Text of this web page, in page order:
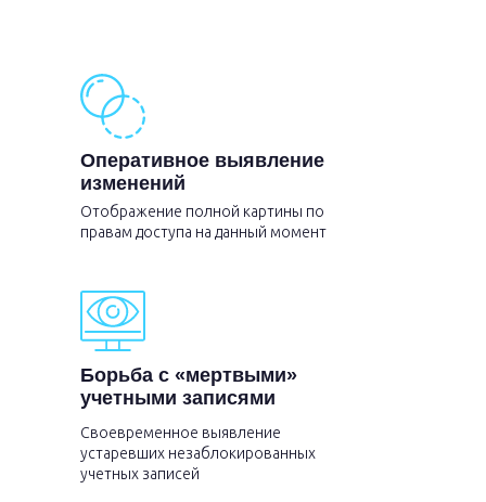
Оперативное выявление
изменений
Отображение полной картины по
правам доступа на данный момент
Своевременное выявление
устаревших незаблокированных
учетных записей
Борьба с «мертвыми»
учетными записями